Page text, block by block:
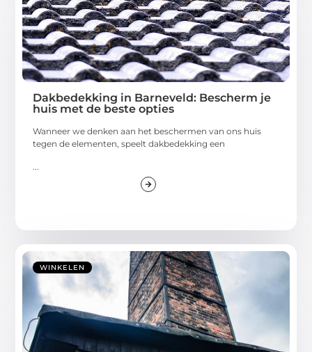
Dakbedekking in Barneveld: Bescherm je
huis met de beste opties
Wanneer we denken aan het beschermen van ons huis
tegen de elementen, speelt dakbedekking een
WINKELEN